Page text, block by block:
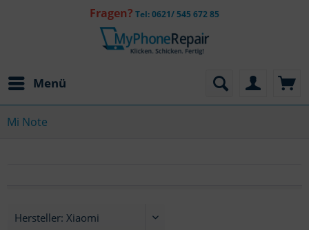
Fragen? Tel: 0621/ 545 672 85
Menü
Mi Note